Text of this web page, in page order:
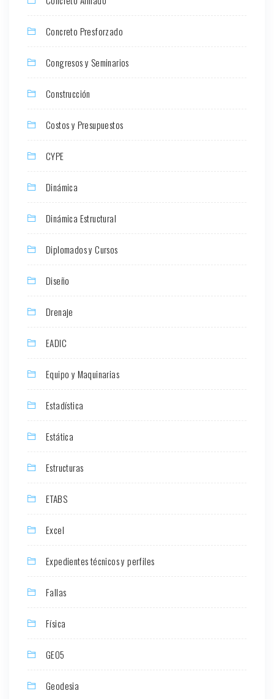
Concreto Presforzado
Congresos y Seminarios
Construcción
Costos y Presupuestos
CYPE
Dinámica
Dinámica Estructural
Diplomados y Cursos
Diseño
Drenaje
EADIC
Equipo y Maquinarias
Estadística
Estática
Estructuras
ETABS
Excel
Expedientes técnicos y perfiles
Fallas
Física
GEO5
Geodesia